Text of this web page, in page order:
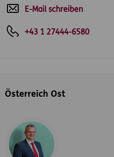
E-Mail schreiben
+43 1 27444-6580
Österreich Ost